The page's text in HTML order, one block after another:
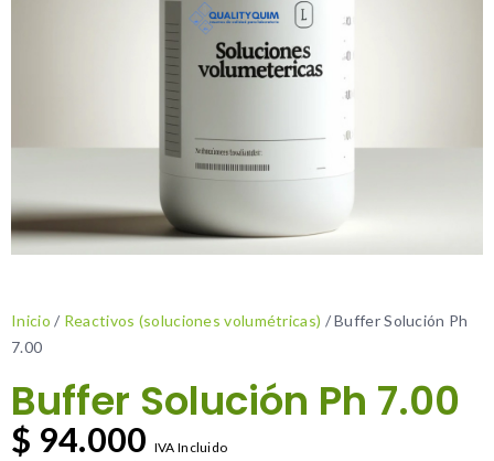
Inicio / Reactivos (soluciones volumétricas) / Buffer Solución Ph
7.00
Buffer Solución Ph 7.00
$ 94.000 IVA Incluido